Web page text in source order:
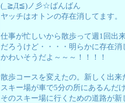
(_≧Д≦)ノ彡☆ばんばん
ヤッチはオトンの存在消してます。
仕事が忙しいから散歩って週1回出
だろうけど・・・・明らかに存在消
かわいそうだよ～～～！！！！
散歩コースを変えたの。新しく出来
スキー場が車で5分の所にあるんだ
そのスキー場に行くための道路が新